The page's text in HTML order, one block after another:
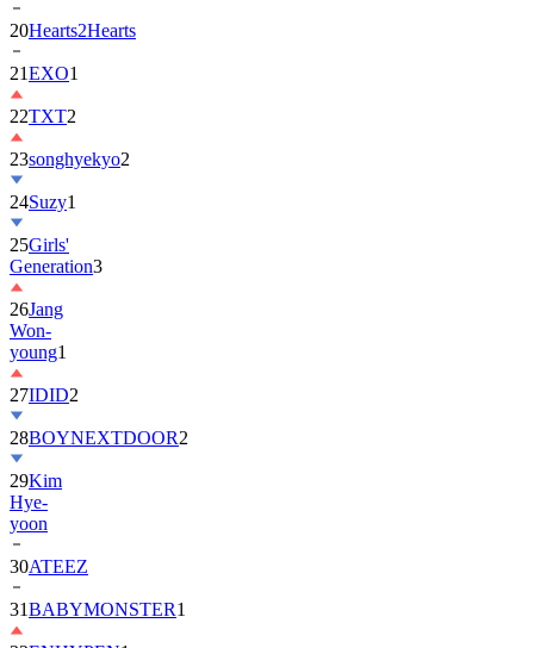
20Hearts2Hearts
21EXO1
22TXT2
23songhyekyo2
24Suzy1
25Girls'
Generation3
26Jang
Won-
young1
27IDID2
28BOYNEXTDOOR2
29Kim
Hye-
yoon
30ATEEZ
31BABYMONSTER1